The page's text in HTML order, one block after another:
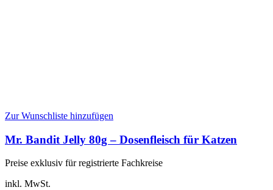
Zur Wunschliste hinzufügen
Mr. Bandit Jelly 80g – Dosenfleisch für Katzen
Preise exklusiv für registrierte Fachkreise
inkl. MwSt.